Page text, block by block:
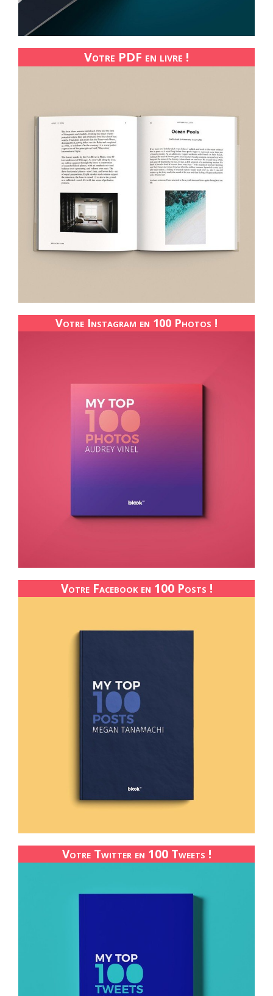
Votre PDF en livre !
Votre Instagram en 100 Photos !
Votre Facebook en 100 Posts !
Votre Twitter en 100 Tweets !